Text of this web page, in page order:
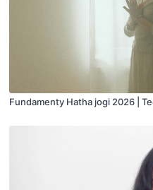
Fundamenty Hatha jogi 2026 |